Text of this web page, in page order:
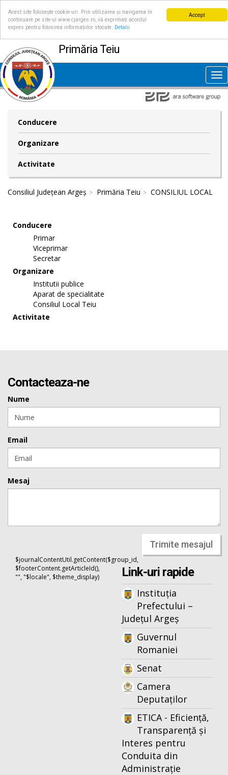
Accept
Acest site folosește cookie-uri. Prin utilizarea și navigarea în
continuare pe site-ul www.cjarges.ro, vă exprimați acordul
expres pentru folosirea informațiilor stocate.
Detalii
Primăria Teiu
Conducere
Organizare
Activitate
Consiliul Județean Argeș Primăria Teiu CONSILIUL LOCAL
Conducere
Primar
Viceprimar
Secretar
Organizare
Institutii publice
Aparat de specialitate
Consiliul Local Teiu
Activitate
Contacteaza-ne
Nume
Email
Mesaj
Trimite mesajul
$journalContentUtil.getContent($group_id,
$footerContent.getArticleId(),
"", "$locale", $theme_display)
Link-uri rapide
Instituția
Prefectului –
Județul Argeș
Guvernul
Romaniei
Senat
Camera
Deputaților
ETICA - Eficiență,
Transparență și
Interes pentru
Conduita din
Administrație